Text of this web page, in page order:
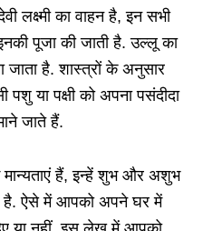
लक्ष्मी का वाहन है, इन सभी
पूजा की जाती है. उल्लू का
जाता है. शास्त्रों के अनुसार
या पक्षी को अपना पसंदीदा
जाते हैं.
हैं, इन्हें शुभ और अशुभ
है. ऐसे में आपको अपने घर में